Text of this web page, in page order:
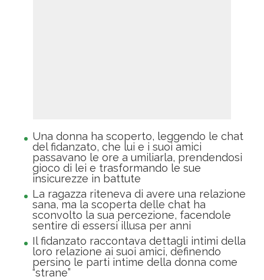
Una donna ha scoperto, leggendo le chat
del fidanzato, che lui e i suoi amici
passavano le ore a umiliarla, prendendosi
gioco di lei e trasformando le sue
insicurezze in battute
La ragazza riteneva di avere una relazione
sana, ma la scoperta delle chat ha
sconvolto la sua percezione, facendole
sentire di essersi illusa per anni
Il fidanzato raccontava dettagli intimi della
loro relazione ai suoi amici, definendo
persino le parti intime della donna come
“strane”